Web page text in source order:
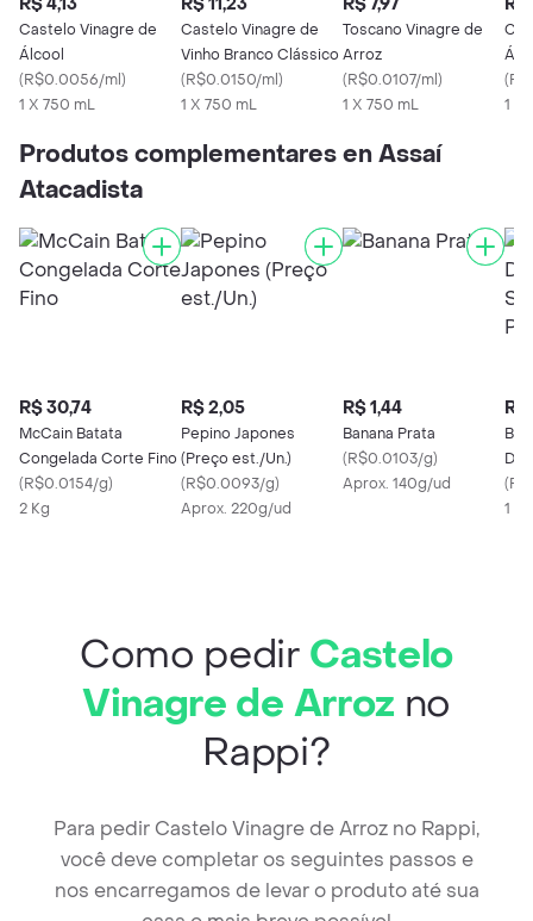
Castelo Vinagre de
Álcool
(R$0.0056/ml)
1 X 750 mL
Castelo Vinagre de
Vinho Branco Clássico
(R$0.0150/ml)
1 X 750 mL
Toscano Vinagre de
Arroz
(R$0.0107/ml)
1 X 750 mL
(
1 X
Produtos complementares en Assaí
Atacadista
R$ 30,74
McCain Batata
Congelada Corte Fino
(R$0.0154/g)
2 Kg
R$ 2,05
Pepino Japones
(Preço est./Un.)
(R$0.0093/g)
Aprox. 220g/ud
R$ 1,44
Banana Prata
(R$0.0103/g)
Aprox. 140g/ud
R$
(
1 X
Como pedir Castelo
Vinagre de Arroz no
Rappi?
Para pedir Castelo Vinagre de Arroz no Rappi,
você deve completar os seguintes passos e
nos encarregamos de levar o produto até sua